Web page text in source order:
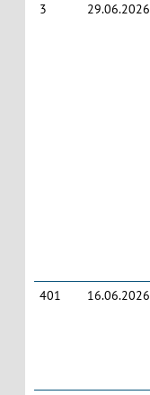
3
29.06.2026
401 16.06.2026